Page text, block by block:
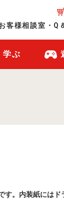
客様相談室・Q
学ぶ
す。内装紙には